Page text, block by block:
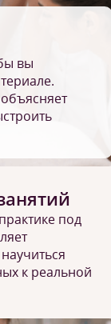
вы
под
к реальной